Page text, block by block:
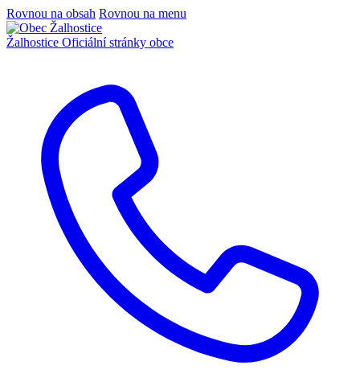
Rovnou na obsah Rovnou na menu
Žalhostice Oficiální stránky obce